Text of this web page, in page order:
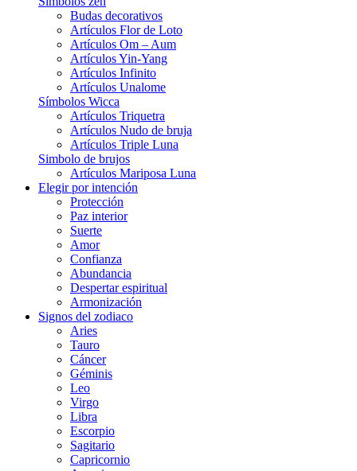
Budas decorativos
Artículos Flor de Loto
Artículos Om – Aum
Artículos Yin-Yang
Artículos Infinito
Artículos Unalome
Símbolos Wicca
Artículos Triquetra
Artículos Nudo de bruja
Artículos Triple Luna
Simbolo de brujos
Artículos Mariposa Luna
Elegir por intención
Protección
Paz interior
Suerte
Amor
Confianza
Abundancia
Despertar espiritual
Armonización
Signos del zodiaco
Aries
Tauro
Cáncer
Géminis
Leo
Virgo
Libra
Escorpio
Sagitario
Capricornio